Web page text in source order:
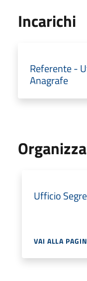
Incarichi
Referente -
Anagrafe
Ufficio
VAI ALLA